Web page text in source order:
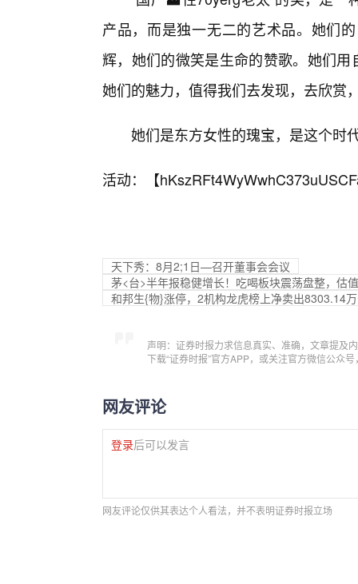
产品，而是独一无二的艺术品。她们
辉，她们的微笑是生命的赞歌。她们
她们的魅力，值得我们去发现，去欣赏
她们是东方女性的瑰宝，是这个时
活动：【
天下秀：8月2;1日—召开董事会会议
茅<台>半年报稳健增长！吃喝板块震荡盘整，估
和邦生{物}涨停，2机构龙虎榜上净卖出8303.14
声明：证券时报力求信息真实、准确，文章提及
下载“证券时报”官方APP，或关注官方微信公众
网友评论
登录后可以发言
网友评论仅供其表达个人看法，并不表明证券时报立场